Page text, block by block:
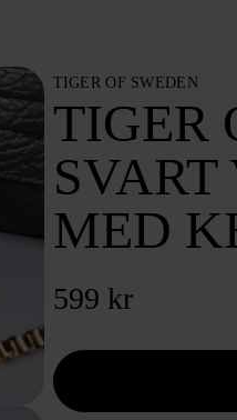
TIGER OF SWEDEN
TIGER
MED
599 kr